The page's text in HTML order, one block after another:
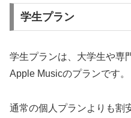
学生プラン
学生プランは、大学生や専
Apple Musicのプランです。
通常の個人プランよりも割